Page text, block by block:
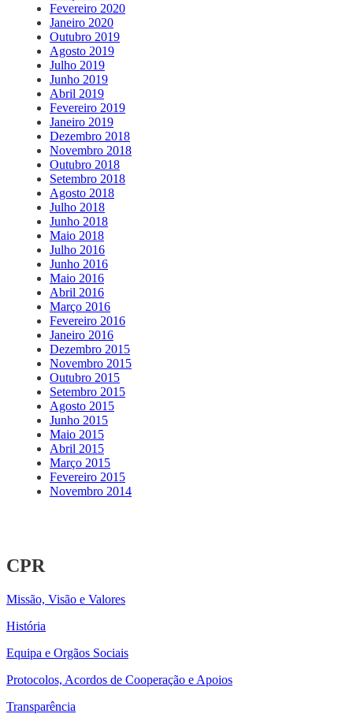
Fevereiro 2020
Janeiro 2020
Outubro 2019
Agosto 2019
Julho 2019
Junho 2019
Abril 2019
Fevereiro 2019
Janeiro 2019
Dezembro 2018
Novembro 2018
Outubro 2018
Setembro 2018
Agosto 2018
Julho 2018
Junho 2018
Maio 2018
Julho 2016
Junho 2016
Maio 2016
Abril 2016
Março 2016
Fevereiro 2016
Janeiro 2016
Dezembro 2015
Novembro 2015
Outubro 2015
Setembro 2015
Agosto 2015
Junho 2015
Maio 2015
Abril 2015
Março 2015
Fevereiro 2015
Novembro 2014
CPR
Missão, Visão e Valores
História
Equipa e Orgãos Sociais
Protocolos, Acordos de Cooperação e Apoios
Transparência